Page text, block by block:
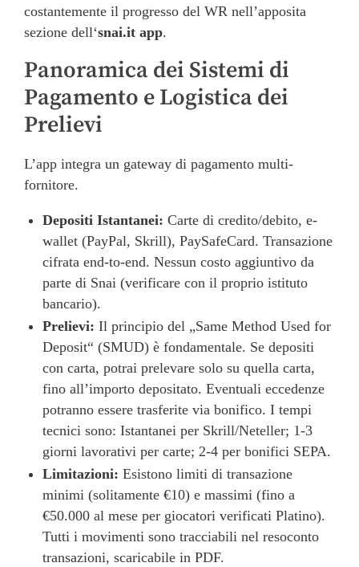
costantemente il progresso del WR nell’apposita
sezione dell‘snai.it app.
Panoramica dei Sistemi di
Pagamento e Logistica dei
Prelievi
L’app integra un gateway di pagamento multi-
fornitore.
Depositi Istantanei: Carte di credito/debito, e-
wallet (PayPal, Skrill), PaySafeCard. Transazione
cifrata end-to-end. Nessun costo aggiuntivo da
parte di Snai (verificare con il proprio istituto
bancario).
Prelievi: Il principio del „Same Method Used for
Deposit“ (SMUD) è fondamentale. Se depositi
con carta, potrai prelevare solo su quella carta,
fino all’importo depositato. Eventuali eccedenze
potranno essere trasferite via bonifico. I tempi
tecnici sono: Istantanei per Skrill/Neteller; 1-3
giorni lavorativi per carte; 2-4 per bonifici SEPA.
Limitazioni: Esistono limiti di transazione
minimi (solitamente €10) e massimi (fino a
€50.000 al mese per giocatori verificati Platino).
Tutti i movimenti sono tracciabili nel resoconto
transazioni, scaricabile in PDF.